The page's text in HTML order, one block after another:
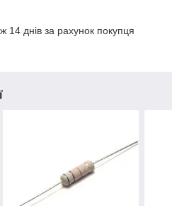
14 днів за рахунок покупця